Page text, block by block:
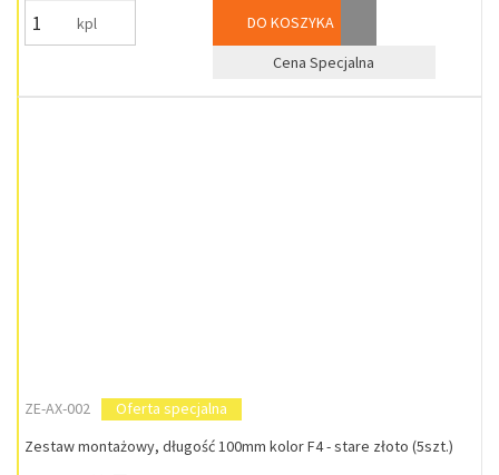
kpl
DO KOSZYKA
Cena Specjalna
ZE-AX-002
Oferta specjalna
Zestaw montażowy, długość 100mm kolor F4 - stare złoto (5szt.)